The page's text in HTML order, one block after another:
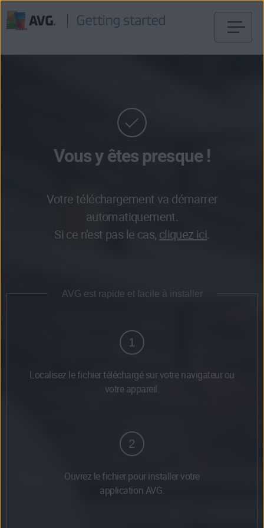
Vous y êtes presque !
Votre téléchargement va démarrer
automatiquement.
Si ce n’est pas le cas, cliquez ici.
AVG est rapide et facile à installer
1
Localisez le fichier téléchargé sur votre navigateur ou
votre appareil.
2
Ouvrez le fichier pour installer votre
application AVG.